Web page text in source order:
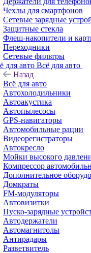
Чехлы для смартфонов
Сетевые зарядные
Защитные стекла
Флеш-накопители и
Переходники
Сетевые фильтры
Всё для авто
Назад
Всё для авто
Автохолодильники
Автоакустика
Автопылесосы
GPS-навигаторы
Автомобильные рации
Видеорегистраторы
Автокресло
Мойки высокого
Компрессор
Дополнительное
Домкраты
FM-модуляторы
Автовизитки
Пуско-зарядные
Автодержатели
Автомагнитолы
Антирадары
Разветвитель